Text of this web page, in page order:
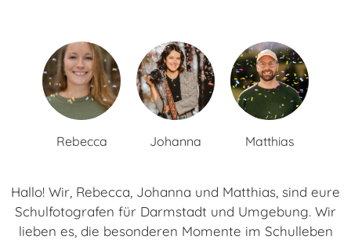
Rebecca Johanna Matthias
Hallo! Wir, Rebecca, Johanna und Matthias, sind eure
Schulfotografen für Darmstadt und Umgebung. Wir
lieben es, die besonderen Momente im Schulleben